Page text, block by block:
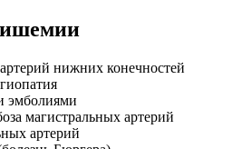
нижних конечностей
эмболиями
магистральных артерий
артерий